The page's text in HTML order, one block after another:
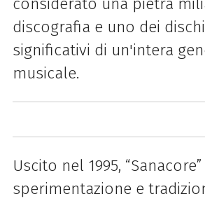
considerato una pietra
discografia e uno dei
significativi di un'intera
musicale.
Uscito nel 1995,
sperimentazione e